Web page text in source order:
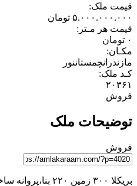
قیمت ملک:
۵.۰۰۰.۰۰۰.۰۰۰ تومان
قیمت هر مـتر:
۰ تومان
مکـان:
مازندرانچمستاننور
کـد ملک:
۲۰۳۶۱
فروش
توضیحات ملک
فروش
بريكلا ٣٠٠ زمين ٢٢٠ بنا،پروانه ساخت،اشعابات كنتور